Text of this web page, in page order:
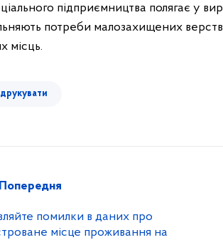
підприємництва полягає у
потреби малозахищених
місць.
Попередня
помилки в даних про
місце проживання на